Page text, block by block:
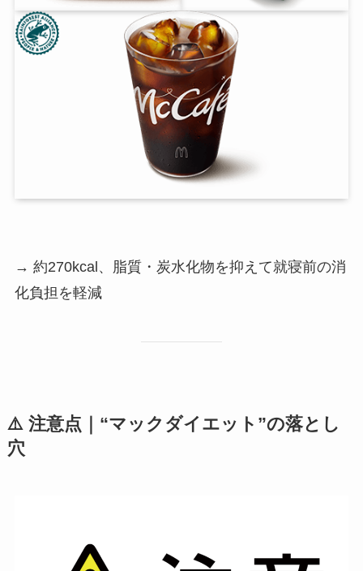
→ 約270kcal、脂質・炭水化物を抑えて就寝前の消
化負担を軽減
⚠️ 注意点｜“マックダイエット”の落とし
穴